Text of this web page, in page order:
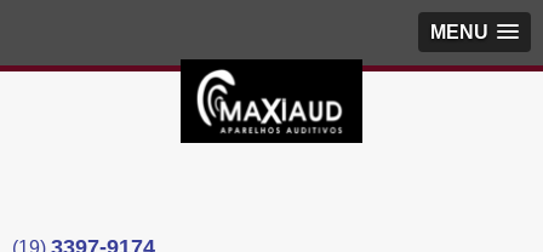
MENU
(19) 3397-9174